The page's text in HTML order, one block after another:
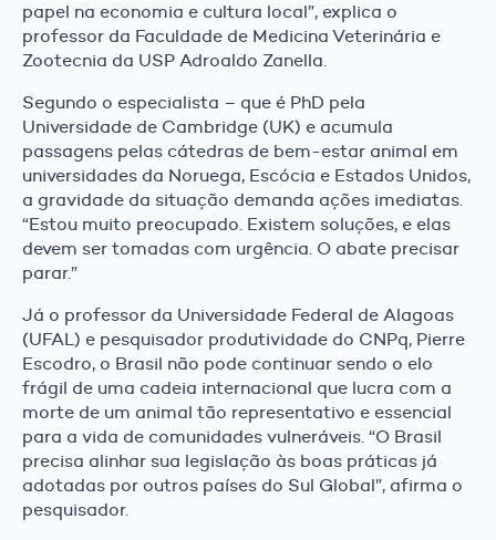
papel na economia e cultura local”, explica o
professor da Faculdade de Medicina Veterinária e
Zootecnia da USP Adroaldo Zanella.
Segundo o especialista – que é PhD pela
Universidade de Cambridge (UK) e acumula
passagens pelas cátedras de bem-estar animal em
universidades da Noruega, Escócia e Estados Unidos,
a gravidade da situação demanda ações imediatas.
“Estou muito preocupado. Existem soluções, e elas
devem ser tomadas com urgência. O abate precisar
parar.”
Já o professor da Universidade Federal de Alagoas
(UFAL) e pesquisador produtividade do CNPq, Pierre
Escodro, o Brasil não pode continuar sendo o elo
frágil de uma cadeia internacional que lucra com a
morte de um animal tão representativo e essencial
para a vida de comunidades vulneráveis. “O Brasil
precisa alinhar sua legislação às boas práticas já
adotadas por outros países do Sul Global”, afirma o
pesquisador.